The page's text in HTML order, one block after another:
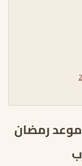
متى اول يوم رمضان 2024 موعد رمضان